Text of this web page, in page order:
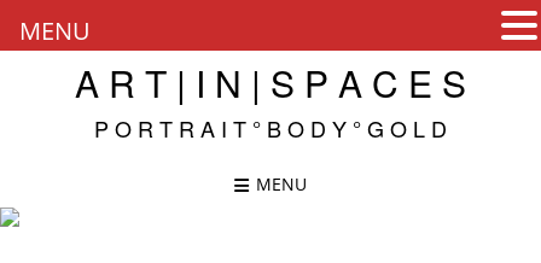
A R T | I N | S P A C E S
P O R T R A I T ° B O D Y ° G O L D
MENU
MENU